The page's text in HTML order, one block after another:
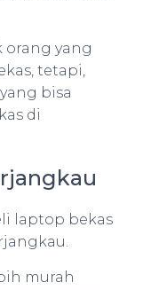
orang yang
tetapi,
bisa
di
laptop bekas
murah